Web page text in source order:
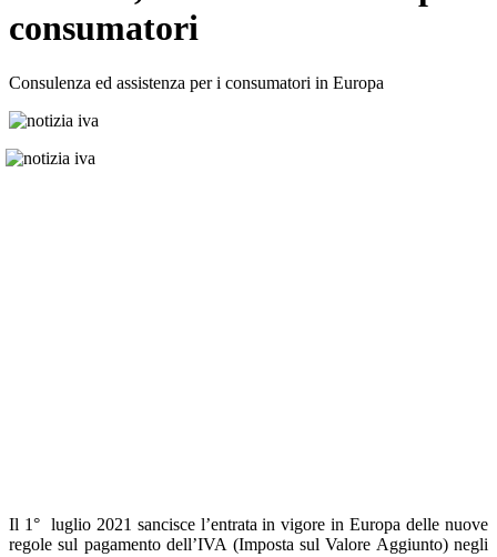
consumatori
Consulenza ed assistenza per i consumatori in Europa
Il 1° luglio 2021 sancisce l’entrata in vigore in Europa delle nuove
regole sul pagamento dell’IVA (Imposta sul Valore Aggiunto) negli